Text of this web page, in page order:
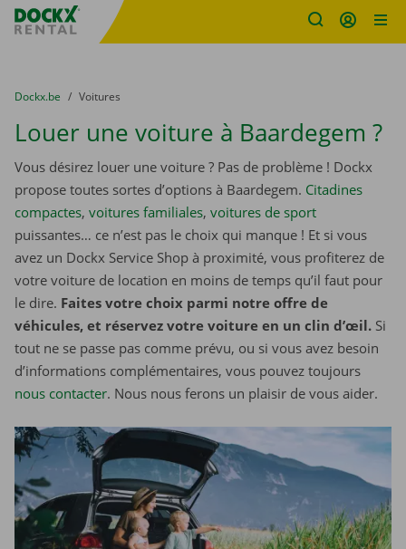
sitename
You are here:
du
Dockx.be to
Voitures
Louer une voiture à Baardegem ?
Vous désirez louer une voiture ? Pas de problème ! Dockx
propose toutes sortes d’options à Baardegem. Citadines
compactes, voitures familiales, voitures de sport
puissantes… ce n’est pas le choix qui manque ! Et si vous
avez un Dockx Service Shop à proximité, vous profiterez de
votre voiture de location en moins de temps qu’il faut pour
le dire. Faites votre choix parmi notre offre de
véhicules, et réservez votre voiture en un clin d’œil. Si
tout ne se passe pas comme prévu, ou si vous avez besoin
d’informations complémentaires, vous pouvez toujours
nous contacter. Nous nous ferons un plaisir de vous aider.